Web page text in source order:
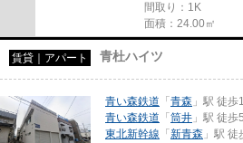
間取り：1K
面積：24.00㎡
賃貸｜アパート 青杜ハイツ
青い森鉄道 「 青森 」駅 徒歩
青い森鉄道 「 筒井 」駅 徒歩
東北新幹線 「 新青森 」駅